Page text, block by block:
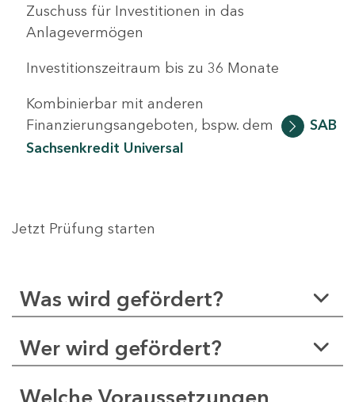
Zuschuss für Investitionen in das
Anlagevermögen
Investitionszeitraum bis zu 36 Monate
Kombinierbar mit anderen
Finanzierungsangeboten, bspw. dem
SAB
Sachsenkredit Universal
Jetzt Prüfung starten
Was wird gefördert?
Wer wird gefördert?
Welche Voraussetzungen